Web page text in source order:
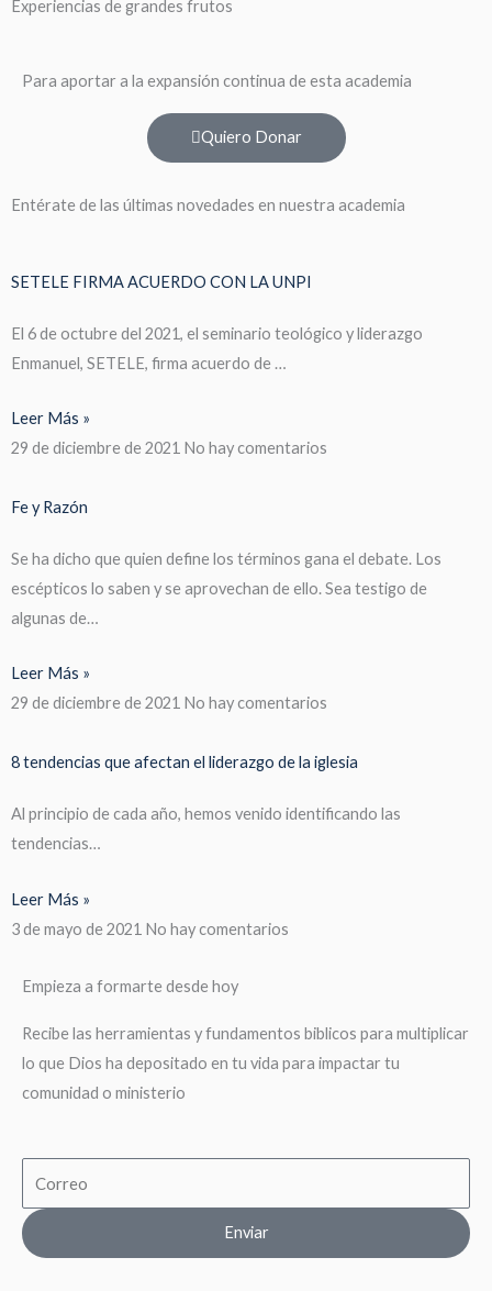
Experiencias de grandes frutos
Para aportar a la expansión continua de esta academia
Quiero Donar
Entérate de las últimas novedades en nuestra academia
SETELE FIRMA ACUERDO CON LA UNPI
El 6 de octubre del 2021, el seminario teológico y liderazgo
Enmanuel, SETELE, firma acuerdo de …
Leer Más »
29 de diciembre de 2021 No hay comentarios
Fe y Razón
Se ha dicho que quien define los términos gana el debate. Los
escépticos lo saben y se aprovechan de ello. Sea testigo de
algunas de…
Leer Más »
29 de diciembre de 2021 No hay comentarios
8 tendencias que afectan el liderazgo de la iglesia
Al principio de cada año, hemos venido identificando las
tendencias…
Leer Más »
3 de mayo de 2021 No hay comentarios
Empieza a formarte desde hoy
Recibe las herramientas y fundamentos biblicos para multiplicar
lo que Dios ha depositado en tu vida para impactar tu
comunidad o ministerio
Enviar